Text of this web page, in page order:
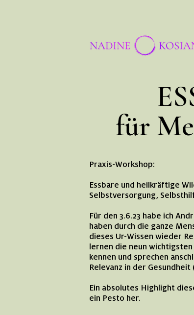
für
Praxis-Workshop:
Essbare und heilkräftige
Selbstversorgung,
Für den 3.6.23 habe ich
haben durch die ganze
dieses Ur-Wissen wieder
lernen die neun
kennen und sprechen
Relevanz in der
Ein absolutes Highlight
ein Pesto her.